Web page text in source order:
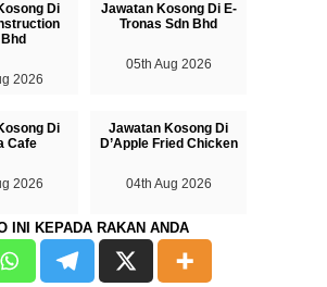
Di
2026
Jawatan Kosong Di E-
Tronas Sdn Bhd
05th Aug 2026
Di
Cafe
2026
Jawatan Kosong Di
D’Apple Fried Chicken
04th Aug 2026
INI KEPADA RAKAN ANDA